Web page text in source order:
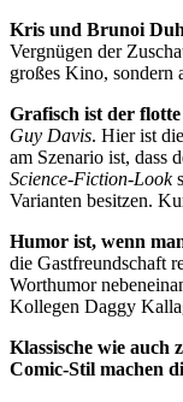
Kris und Brunoi
Vergnügen der
großes Kino, sondern
Grafisch ist der
Guy Davis. Hier ist
am Szenario ist, dass
Science-Fiction-Look
Varianten besitzen.
Humor ist, wenn
die Gastfreundschaft
Worthumor
Kollegen Daggy
Klassische wie auch
Comic-Stil machen